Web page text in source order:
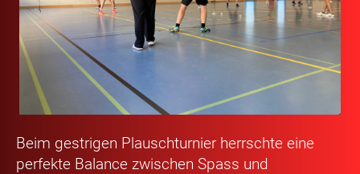
Beim gestrigen Plauschturnier herrschte eine
perfekte Balance zwischen Spass und